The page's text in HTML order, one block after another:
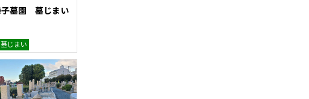
子墓園 墓じまい
墓じまい